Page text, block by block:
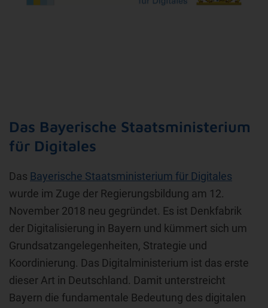
Das Bayerische Staatsministerium
für Digitales
Das Bayerische Staatsministerium für Digitales
wurde im Zuge der Regierungsbildung am 12.
November 2018 neu gegründet. Es ist Denkfabrik
der Digitalisierung in Bayern und kümmert sich um
Grundsatzangelegenheiten, Strategie und
Koordinierung. Das Digitalministerium ist das erste
dieser Art in Deutschland. Damit unterstreicht
Bayern die fundamentale Bedeutung des digitalen